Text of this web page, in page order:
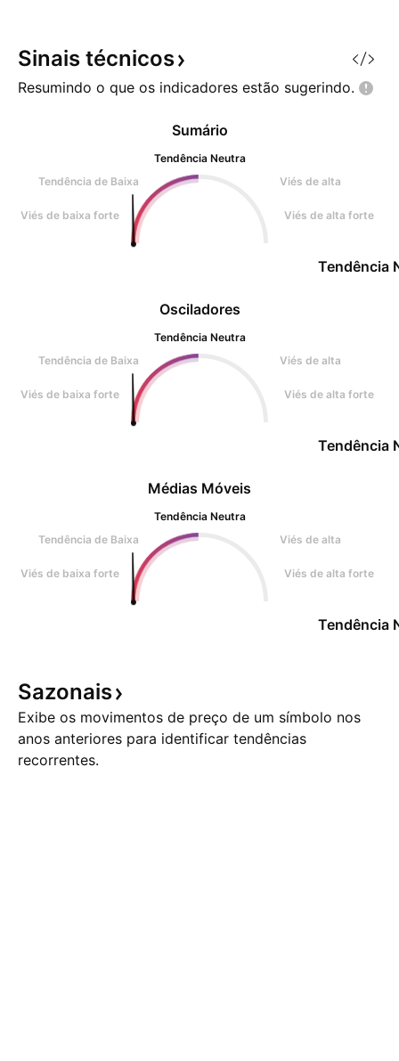
Sinais técnicos
Resumindo o que os indicadores estão sugerindo.
Osciladores
Tendência Neutra
Tendência de Baixa
Viés de alta
Viés de baixa forte Viés de alta forte
Tendência
Sumário
Tendência Neutra
Tendência de Baixa
Viés de alta
Viés de baixa forte Viés de alta forte
Tendência
Médias Móveis
Tendência Neutra
Tendência de Baixa
Viés de alta
Viés de baixa forte Viés de alta forte
Tendência
Sazonais
Exibe os movimentos de preço de um símbolo nos
anos anteriores para identificar tendências
recorrentes.